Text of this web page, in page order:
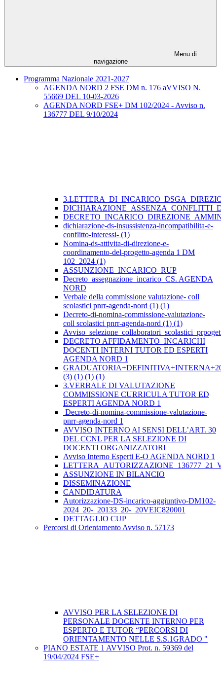
Menu di
navigazione
Programma Nazionale 2021-2027
AGENDA NORD 2 FSE DM n. 176 aVVISO N.
55669 DEL 10-03-2026
AGENDA NORD FSE+ DM 102/2024 - Avviso n.
136777 DEL 9/10/2024
dichiarazione-ds-insussistenza-incompatibilita-e-
conflitto-interessi- (1)
Nomina-ds-attivita-di-direzione-e-
coordinamento-del-progetto-agenda 1 DM
102_2024 (1)
ASSUNZIONE_INCARICO_RUP
Decreto_assegnazione_incarico_CS. AGENDA
NORD
Verbale della commissione valutazione- coll
scolastici pnrr-agenda-nord (1) (1)
Decreto-di-nomina-commissione-valutazione-
coll scolastici pnrr-agenda-nord (1) (1)
DECRETO AFFIDAMENTO INCARICHI
DOCENTI INTERNI TUTOR ED ESPERTI
AGENDA NORD 1
(3) (1) (1) (1)
3.VERBALE DI VALUTAZIONE
COMMISSIONE CURRICULA TUTOR ED
ESPERTI AGENDA NORD 1
Decreto-di-nomina-commissione-valutazione-
pnrr-agenda-nord 1
AVVISO INTERNO AI SENSI DELL’ART. 30
DEL CCNL PER LA SELEZIONE DI
DOCENTI ORGANIZZATORI
Avviso Interno Esperti E-O AGENDA NORD 1
ASSUNZIONE IN BILANCIO
DISSEMINAZIONE
CANDIDATURA
Autorizzazione-DS-incarico-aggiuntivo-DM102-
2024_20-_20133_20-_20VEIC820001
DETTAGLIO CUP
Percorsi di Orientamento Avviso n. 57173
AVVISO PER LA SELEZIONE DI
PERSONALE DOCENTE INTERNO PER
ESPERTO E TUTOR “PERCORSI DI
ORIENTAMENTO NELLE S.S.1GRADO "
PIANO ESTATE 1 AVVISO Prot. n. 59369 del
19/04/2024 FSE+